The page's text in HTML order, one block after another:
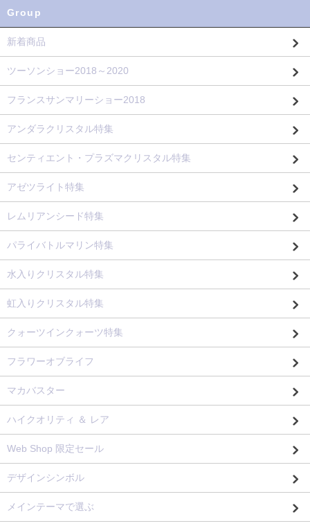
Group
新着商品
ツーソンショー2018～2020
フランスサンマリーショー2018
アンダラクリスタル特集
センティエント・プラズマクリスタル特集
アゼツライト特集
レムリアンシード特集
パライバトルマリン特集
水入りクリスタル特集
虹入りクリスタル特集
クォーツインクォーツ特集
フラワーオブライフ
マカバスター
ハイクオリティ ＆ レア
Web Shop 限定セール
デザインシンボル
メインテーマで選ぶ